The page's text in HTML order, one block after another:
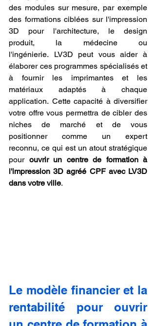
des modules sur mesure, par exemple
des formations ciblées sur l'impression
3D pour l'architecture, le design
produit, la médecine ou
l'ingénierie. LV3D peut vous aider à
élaborer ces programmes spécialisés et
à fournir les imprimantes et les
matériaux adaptés à chaque
application. Cette capacité à diversifier
votre offre vous permettra de cibler des
niches de marché et de vous
positionner comme un expert
reconnu, ce qui est un atout stratégique
pour ouvrir un centre de formation à
l'impression 3D agréé CPF avec LV3D
dans votre ville.
Le modèle financier et la
rentabilité pour ouvrir